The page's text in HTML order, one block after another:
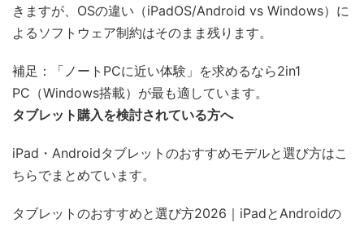
きますが、OSの違い（iPadOS/Android vs Windows）に
よるソフトウェア制約はそのまま残ります。
補足：「ノートPCに近い体験」を求めるなら2in1
PC（Windows搭載）が最も適しています。
タブレット購入を検討されている方へ
iPad・Androidタブレットのおすすめモデルと選び方はこ
ちらでまとめています。
タブレットのおすすめと選び方2026｜iPadとAndroidの